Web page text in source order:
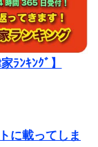
ﾗﾝｷﾝｸﾞ】
に載ってしま